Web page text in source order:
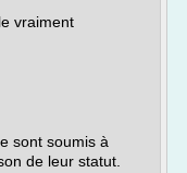
vraiment
sont soumis à
de leur statut.